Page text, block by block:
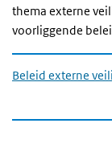
thema externe
voorliggende
Beleid externe